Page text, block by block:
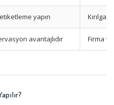
yapın
avantajlıdır Firma